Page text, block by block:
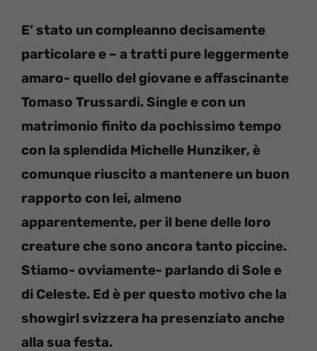
E’ stato un compleanno decisamente
particolare e – a tratti pure leggermente
amaro- quello del giovane e affascinante
Tomaso Trussardi. Single e con un
matrimonio finito da pochissimo tempo
con la splendida Michelle Hunziker, è
comunque riuscito a mantenere un buon
rapporto con lei, almeno
apparentemente, per il bene delle loro
creature che sono ancora tanto piccine.
Stiamo- ovviamente- parlando di Sole e
di Celeste. Ed è per questo motivo che la
showgirl svizzera ha presenziato anche
alla sua festa.